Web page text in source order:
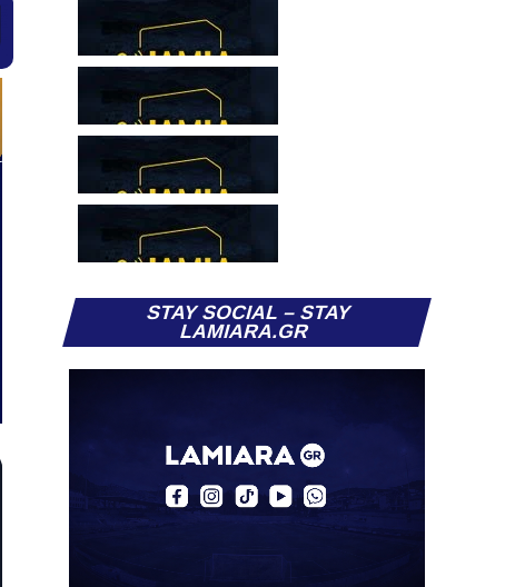
STAY SOCIAL – STAY
LAMIARA.GR